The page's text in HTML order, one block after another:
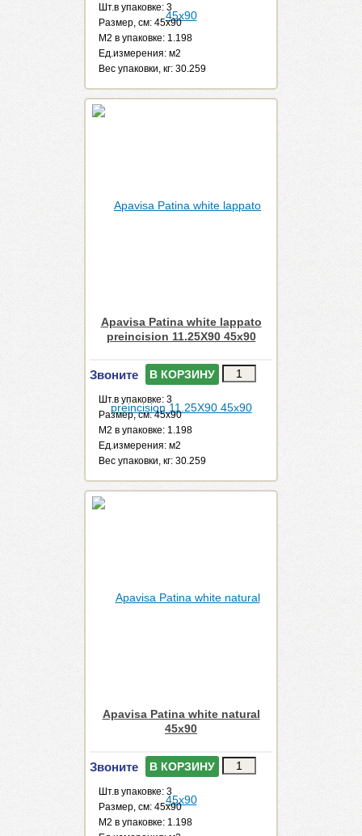
Шт.в упаковке: 3
Размер, см: 45x90
М2 в упаковке: 1.198
Ед.измерения: м2
Веc упаковки, кг: 30.259
Apavisa Patina white lappato
preincision 11.25X90 45x90
Звоните В КОРЗИНУ
Шт.в упаковке: 3
Размер, см: 45x90
М2 в упаковке: 1.198
Ед.измерения: м2
Веc упаковки, кг: 30.259
Apavisa Patina white natural
45x90
Звоните В КОРЗИНУ
Шт.в упаковке: 3
Размер, см: 45x90
М2 в упаковке: 1.198